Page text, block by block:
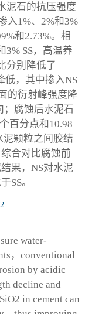
泥石的抗压强度
入1%、2%和3%
和2.73%。相
3% SS，高温养
分别降低了
低，其中掺入NS
的衍射峰强度降
；腐蚀后水泥石
百分点和10.98
泥颗粒之间胶结
合对比腐蚀前
果，NS对水泥
SS。
2
water-
，conventional
by acidic
decline and
2 in cement can